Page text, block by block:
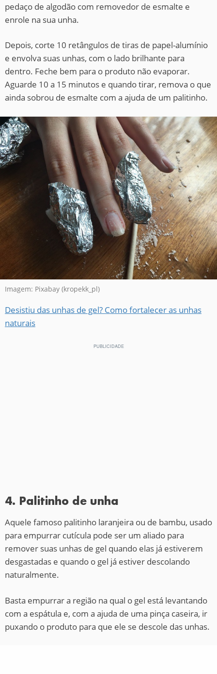
pedaço de algodão com removedor de esmalte e
enrole na sua unha.
Depois, corte 10 retângulos de tiras de papel-alumínio
e envolva suas unhas, com o lado brilhante para
dentro. Feche bem para o produto não evaporar.
Aguarde 10 a 15 minutos e quando tirar, remova o que
ainda sobrou de esmalte com a ajuda de um palitinho.
Imagem: Pixabay (kropekk_pl)
Desistiu das unhas de gel? Como fortalecer as unhas
naturais
4. Palitinho de unha
Aquele famoso palitinho laranjeira ou de bambu, usado
para empurrar cutícula pode ser um aliado para
remover suas unhas de gel quando elas já estiverem
desgastadas e quando o gel já estiver descolando
naturalmente.
Basta empurrar a região na qual o gel está levantando
com a espátula e, com a ajuda de uma pinça caseira, ir
puxando o produto para que ele se descole das unhas.